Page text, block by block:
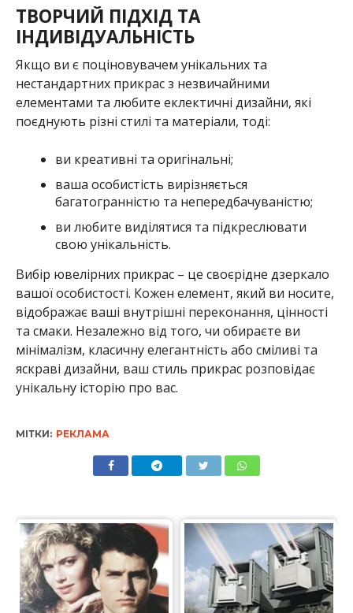
Якщо ви є поціновувачем унікальних та
нестандартних прикрас з незвичайними
елементами та любите еклектичні дизайни, які
поєднують різні стилі та матеріали, тоді:
ви креативні та оригінальні;
ваша особистість вирізняється
ви любите виділятися та підкреслювати
свою унікальність.
Вибір ювелірних прикрас – це своєрідне дзеркало
вашої особистості. Кожен елемент, який ви носите,
відображає ваші внутрішні переконання, цінності
та смаки. Незалежно від того, чи обираєте ви
мінімалізм, класичну елегантність або сміливі та
яскраві дизайни, ваш стиль прикрас розповідає
унікальну історію про вас.
МІТКИ: РЕКЛАМА